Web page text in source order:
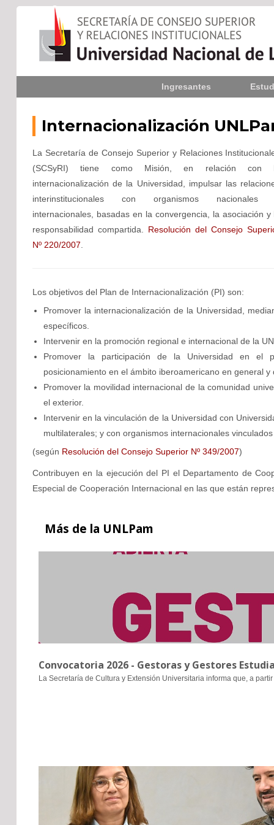
Inicio
La UNLPam
Consejo Superior
Rectorado / Secretarías
Facultades
Ingresantes
Internacionalización
La Secretaría de Consejo Superior y Relaciones
(SCSyRI) tiene como Misión, en relación con
internacionalización de la Universidad, impulsar las
interinstitucionales con organismos nacionales
internacionales, basadas en la convergencia, la asociación y
responsabilidad compartida. Resolución del Consejo
Nº 220/2007
Los objetivos del Plan de Internacionalización (PI) son:
Promover la internacionalización de la Universidad,
específicos.
Intervenir en la promoción regional e internacional de la
Promover la participación de la Universidad en el
posicionamiento en el ámbito iberoamericano en general y
Promover la movilidad internacional de la comunidad
el exterior.
Intervenir en la vinculación de la Universidad con
multilaterales; y con organismos internacionales
(según Resolución del Consejo Superior Nº 349/2007)
Contribuyen en la ejecución del PI el Departamento de
Especial de Cooperación Internacional en las que están
Más de la UNLPam
Convocatoria 2026 - Gestoras y Gestores
La Secretaría de Cultura y Extensión Universitaria informa que, a